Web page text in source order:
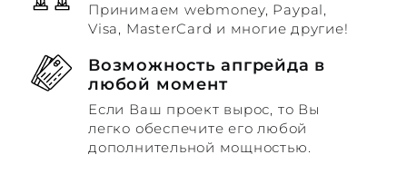
Принимаем webmoney, Paypal,
Visa, MasterCard и многие другие!
Возможность апгрейда в
любой момент
Если Ваш проект вырос, то Вы
легко обеспечите его любой
дополнительной мощностью.